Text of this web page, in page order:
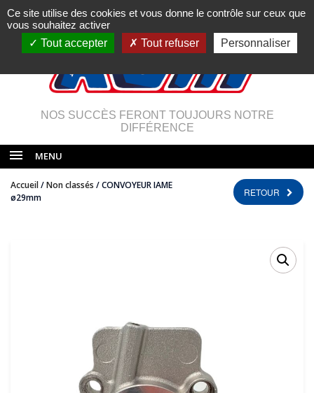
NOS SUCCÈS FERONT TOUJOURS NOTRE
DIFFÉRENCE
MENU
Accueil/Non classés / CONVOYEUR IAME
ø29mm
RETOUR
Ce site utilise des cookies et vous donne le contrôle sur ceux que
vous souhaitez activer
Tout accepter
Tout refuser Personnaliser